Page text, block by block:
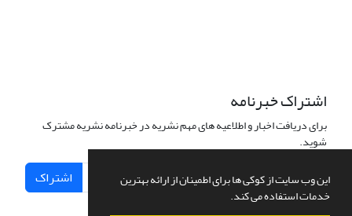
این وب سایت از کوکی ها برای اطمینان از ارائه بهترین
خدمات استفاده می کند.
اشتراک خبرنامه
برای دریافت اخبار و اطلاعیه های مهم نشریه در خبرنامه نشریه مشترک
شوید.
اشتراک